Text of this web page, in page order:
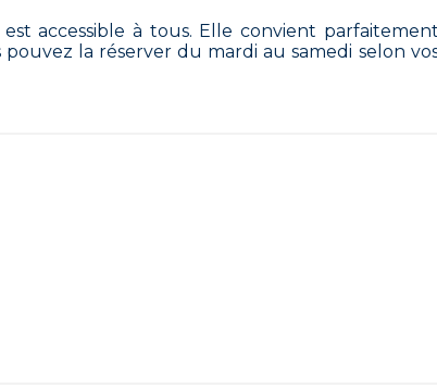
accessible à tous. Elle convient parfaitement
la réserver du mardi au samedi selon